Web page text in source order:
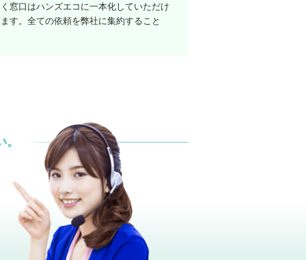
窓口はハンズエコに一本化していただけ
す。全ての依頼を弊社に集約すること